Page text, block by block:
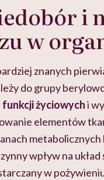
i
w
znanych
do grupy
życiowychi
elementów
wpływ na
w